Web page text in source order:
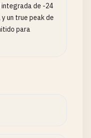
integrada de -24
y un true peak de
para